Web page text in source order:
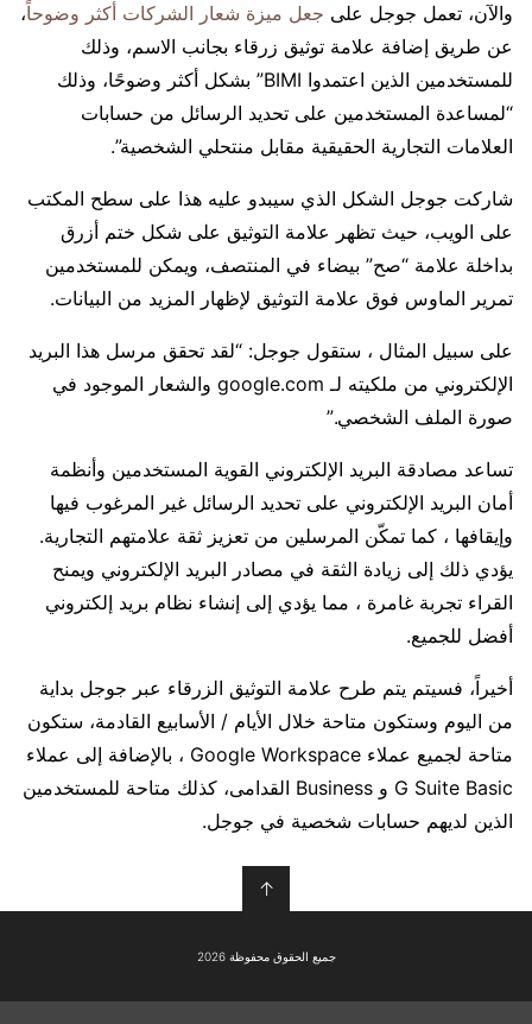
والآن، تعمل جوجل على جعل ميزة شعار الشركات أكثر وضوحاً،
عن طريق إضافة علامة توثيق زرقاء بجانب الاسم، وذلك
للمستخدمين الذين اعتمدوا BIMI” بشكل أكثر وضوحًا، وذلك
“لمساعدة المستخدمين على تحديد الرسائل من حسابات
العلامات التجارية الحقيقية مقابل منتحلي الشخصية”.
شاركت جوجل الشكل الذي سيبدو عليه هذا على سطح المكتب
على الويب، حيث تظهر علامة التوثيق على شكل ختم أزرق
بداخلة علامة “صح” بيضاء في المنتصف، ويمكن للمستخدمين
تمرير الماوس فوق علامة التوثيق لإظهار المزيد من البيانات.
على سبيل المثال ، ستقول جوجل: “لقد تحقق مرسل هذا البريد
الإلكتروني من ملكيته لـ google.com والشعار الموجود في
صورة الملف الشخصي.”
تساعد مصادقة البريد الإلكتروني القوية المستخدمين وأنظمة
أمان البريد الإلكتروني على تحديد الرسائل غير المرغوب فيها
وإيقافها ، كما تمكّن المرسلين من تعزيز ثقة علامتهم التجارية.
يؤدي ذلك إلى زيادة الثقة في مصادر البريد الإلكتروني ويمنح
القراء تجربة غامرة ، مما يؤدي إلى إنشاء نظام بريد إلكتروني
أفضل للجميع.
أخيراً، فسيتم يتم طرح علامة التوثيق الزرقاء عبر جوجل بداية
من اليوم وستكون متاحة خلال الأيام / الأسابيع القادمة، ستكون
متاحة لجميع عملاء Google Workspace ، بالإضافة إلى عملاء
G Suite Basic و Business القدامى، كذلك متاحة للمستخدمين
الذين لديهم حسابات شخصية في جوجل.
↑
جميع الحقوق محفوظة 2026